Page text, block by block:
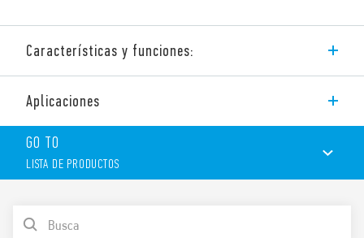
Características y funciones:
Conmutación Zero-crossing. Salida: 40 A
solenoides, bobinas de contactoresr
Aplicaciones
GO TO
LISTA DE PRODUCTOS
LISTA DE PRODUCTOS